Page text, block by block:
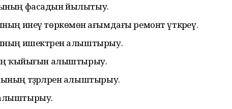
фасадын йылытыу.
инеү төркөмөнә ағымдағы ремонт үткәреү.
ишектәрен алыштырыу.
ҡыйығын алыштырыу.
тәҙрәләрен алыштырыу.
алыштырыу.